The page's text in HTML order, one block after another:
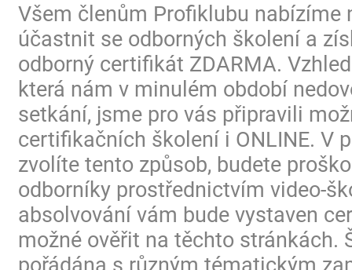
Všem členům Profiklubu nabízíme
účastnit se odborných školení a
odborný certifikát ZDARMA.
která nám v minulém období
setkání, jsme pro vás připravili
certifikačních školení i ONLINE. V
zvolíte tento způsob, budete
odborníky prostřednictvím video-
absolvování vám bude vystaven
možné ověřit na těchto stránkách.